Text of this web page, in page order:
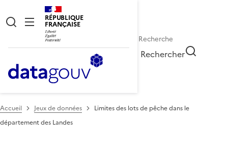
RÉPUBLIQUE
FRANÇAISE
Rechercher
Accueil Jeux de données
Limites des lots de pêche dans le
département des Landes